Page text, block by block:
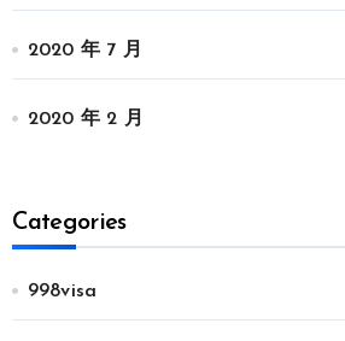
2020 年 7 月
2020 年 2 月
Categories
998visa